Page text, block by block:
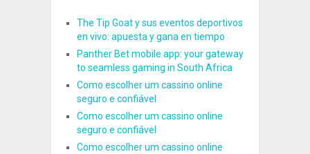
The Tip Goat y sus eventos deportivos
en vivo: apuesta y gana en tiempo
Panther Bet mobile app: your gateway
to seamless gaming in South Africa
Como escolher um cassino online
seguro e confiável
Como escolher um cassino online
seguro e confiável
Como escolher um cassino online